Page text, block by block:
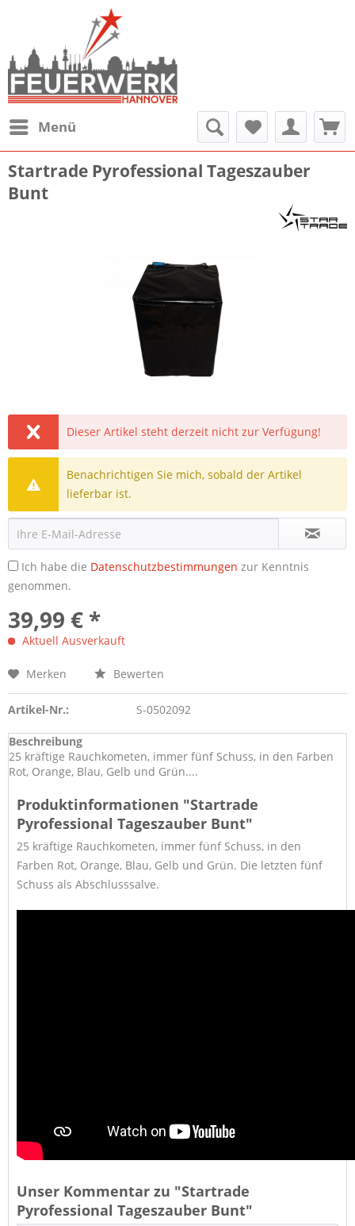
Menü
Startrade Pyrofessional Tageszauber
Bunt
Dieser Artikel steht derzeit nicht zur Verfügung!
Benachrichtigen Sie mich, sobald der Artikel
lieferbar ist.
Ich habe die Datenschutzbestimmungen zur Kenntnis
genommen.
39,99 € *
Aktuell Ausverkauft
Merken Bewerten
Artikel-Nr.: S-0502092
Beschreibung
25 kräftige Rauchkometen, immer fünf Schuss, in den Farben
Rot, Orange, Blau, Gelb und Grün....
Produktinformationen "Startrade
Pyrofessional Tageszauber Bunt"
25 kräftige Rauchkometen, immer fünf Schuss, in den
Farben Rot, Orange, Blau, Gelb und Grün. Die letzten fünf
Schuss als Abschlusssalve.
Unser Kommentar zu "Startrade
Pyrofessional Tageszauber Bunt"